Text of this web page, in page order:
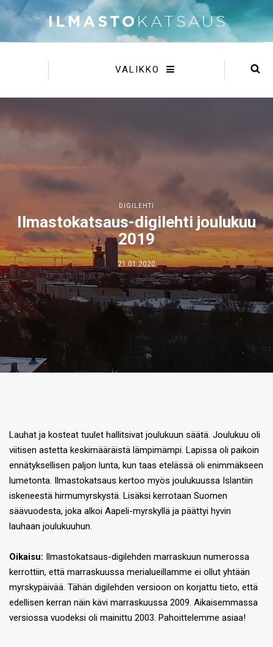
VALIKKO
DIGILEHTI
Ilmastokatsaus-digilehti joulukuu
2019
21.01.2020
Lauhat ja kosteat tuulet hallitsivat joulukuun säätä. Joulukuu oli
viitisen astetta keskimääräistä lämpimämpi. Lapissa oli paikoin
ennätyksellisen paljon lunta, kun taas etelässä oli enimmäkseen
lumetonta. Ilmastokatsaus kertoo myös joulukuussa Islantiin
iskeneestä hirmumyrskystä. Lisäksi kerrotaan Suomen
säävuodesta, joka alkoi Aapeli-myrskyllä ja päättyi hyvin
lauhaan joulukuuhun.
Oikaisu: Ilmastokatsaus-digilehden marraskuun numerossa
kerrottiin, että marraskuussa merialueillamme ei ollut yhtään
myrskypäivää. Tähän digilehden versioon on korjattu tieto, että
edellisen kerran näin kävi marraskuussa 2009. Aikaisemmassa
versiossa vuodeksi oli mainittu 2003. Pahoittelemme asiaa!